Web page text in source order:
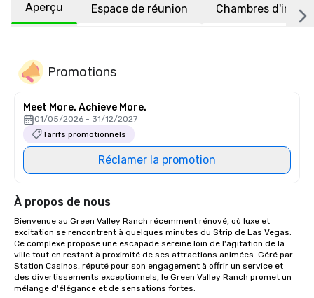
Aperçu Espace de réunion Chambres
Promotions
Meet More. Achieve More.
01/05/2026 - 31/12/2027
Tarifs promotionnels
Réclamer la promotion
À propos de nous
Bienvenue au Green Valley Ranch récemment rénové, où luxe et
excitation se rencontrent à quelques minutes du Strip de Las Vegas.
Ce complexe propose une escapade sereine loin de l'agitation de la
ville tout en restant à proximité de ses attractions animées. Géré par
Station Casinos, réputé pour son engagement à offrir un service et
des divertissements exceptionnels, le Green Valley Ranch promet un
mélange d'élégance et de sensations fortes.